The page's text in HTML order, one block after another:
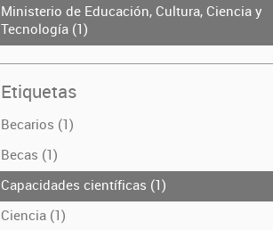
Ministerio de Educación, Cultura, Ciencia y
Tecnología (1)
Etiquetas
Becarios (1)
Becas (1)
Capacidades científicas (1)
Ciencia (1)